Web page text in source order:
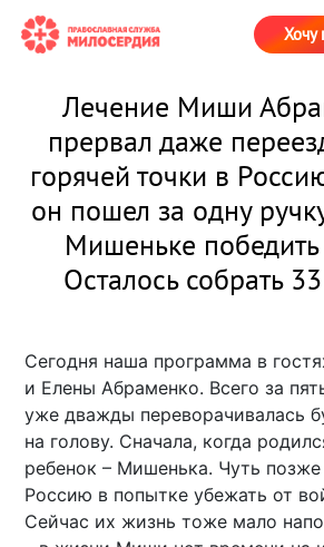
Хочу
Лечение Миши
прервал даже
горячей точки в
он пошел за одну
Мишеньке победить
Осталось собрать
Сегодня наша программа в
и Елены Абраменко. Всего за
уже дважды переворачивалась
на голову. Сначала, когда
ребенок – Мишенька. Чуть
Россию в попытке убежать от
Сейчас их жизнь тоже мало